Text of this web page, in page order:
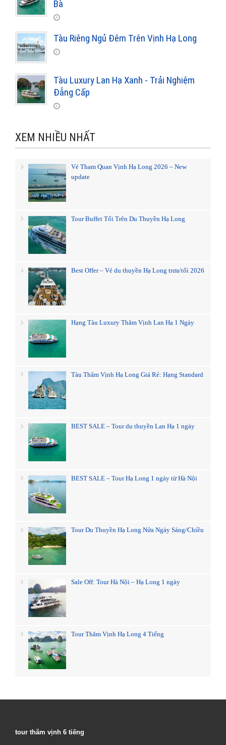
Bà
Tàu Riêng Ngủ Đêm Trên Vịnh Hạ Long
Tàu Luxury Lan Hạ Xanh - Trải Nghiệm
Đẳng Cấp
XEM NHIỀU NHẤT
Vé Tham Quan Vịnh Hạ Long 2026 – New
update
Tour Buffet Tối Trên Du Thuyền Hạ Long
Best Offer – Vé du thuyền Hạ Long trưa/tối 2026
Hạng Tàu Luxury Thăm Vịnh Lan Hạ 1 Ngày
Tàu Thăm Vịnh Hạ Long Giá Rẻ: Hạng Standard
BEST SALE – Tour du thuyền Lan Hạ 1 ngày
BEST SALE – Tour Hạ Long 1 ngày từ Hà Nội
Tour Du Thuyền Hạ Long Nửa Ngày Sáng/Chiều
Sale Off: Tour Hà Nội – Hạ Long 1 ngày
Tour Thăm Vịnh Hạ Long 4 Tiếng
tour thăm vịnh 6 tiếng